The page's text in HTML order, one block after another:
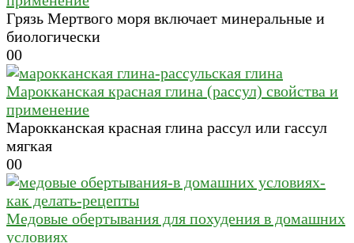
Грязь Мертвого моря включает минеральные и
биологически
00
Марокканская красная глина (рассул) свойства и
применение
Марокканская красная глина рассул или гассул
мягкая
00
Медовые обертывания для похудения в домашних
условиях